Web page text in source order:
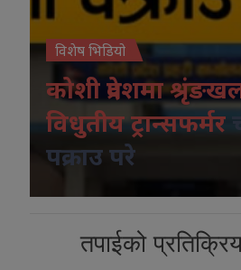
विशेष भिडियो
कोशी प्रदेशमा
विधुतीय ट्रान्सफर्मर
पक्राउ परे
तपाईको